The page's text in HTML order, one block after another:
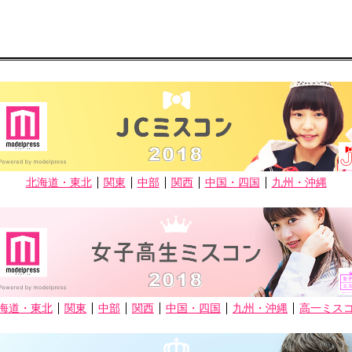
北海道・東北 関東 中部 関西 中国・四国 九州・沖縄
道・東北 関東 中部 関西 中国・四国 九州・沖縄 高一ミス